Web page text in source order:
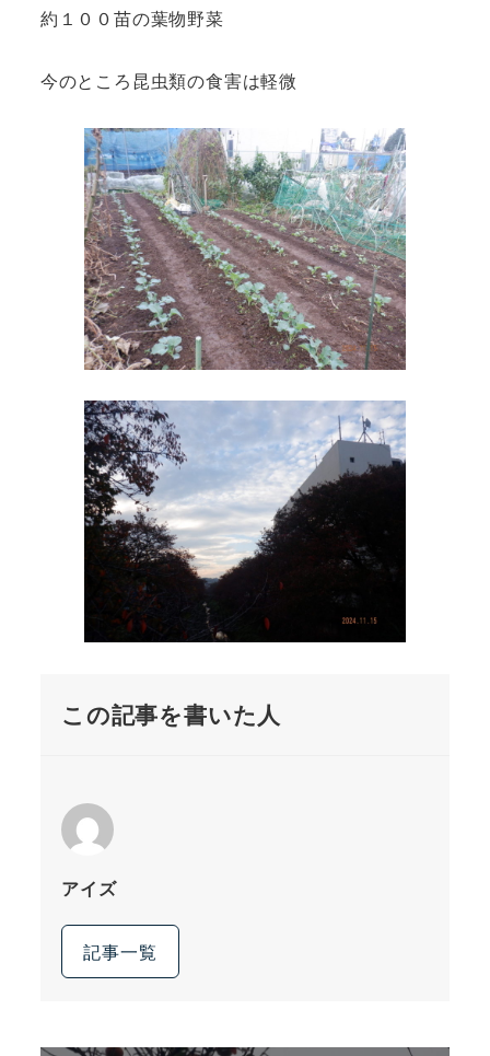
約１００苗の葉物野菜
今のところ昆虫類の食害は軽微
この記事を書いた人
アイズ
記事一覧